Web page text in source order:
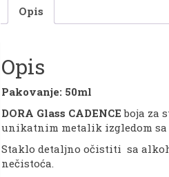
Opis
Opis
Pakovanje: 50ml
DORA Glass CADENCE boja za
unikatnim metalik izgledom sa
Staklo detaljno očistiti sa
nečistoća.